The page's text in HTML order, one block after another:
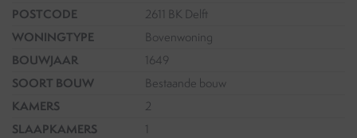
POSTCODE
2611 BK Delft
WONINGTYPE
Bovenwoning
BOUWJAAR
1649
SOORT BOUW
Bestaande bouw
KAMERS
2
SLAAPKAMERS
1